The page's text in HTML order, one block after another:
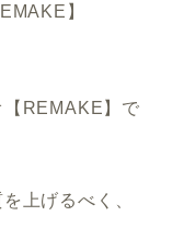
】
REMAKE】で
上げるべく、